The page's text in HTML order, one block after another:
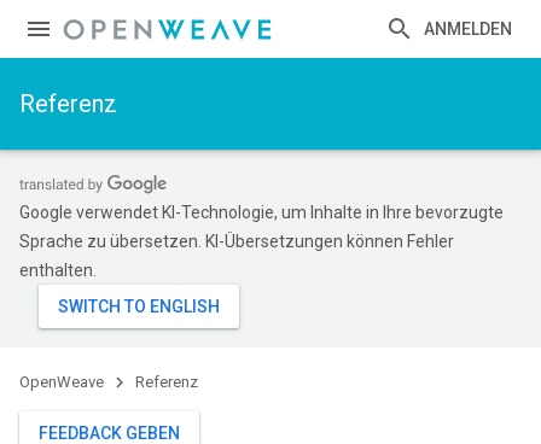
ANMELDEN
Referenz
Google verwendet KI-Technologie, um Inhalte in Ihre bevorzugte
Sprache zu übersetzen. KI-Übersetzungen können Fehler
enthalten.
OpenWeave Referenz
FEEDBACK GEBEN